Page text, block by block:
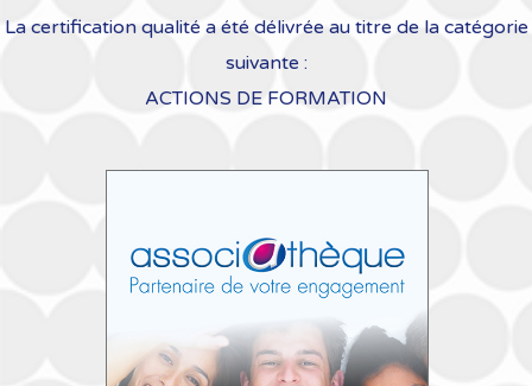
La certification qualité a été délivrée au titre de la catégorie
suivante :
ACTIONS DE FORMATION